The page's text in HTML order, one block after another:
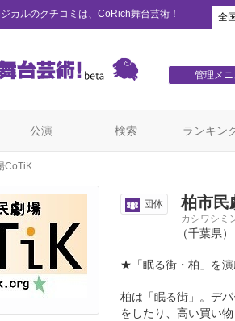
カルのクチコミは、CoRich舞台芸術！ 全国
管理メニ
公演 検索 ランキン
CoTiK
団体 柏市民
カシワシミ
（千葉県）
★「眠る街・柏」を演
柏は「眠る街」。デ
をしたり、高い買い